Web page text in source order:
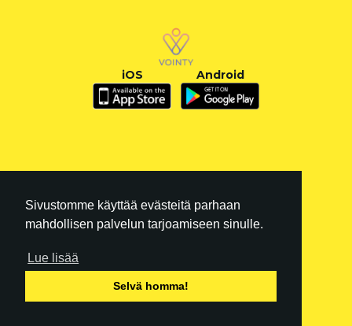
Sivustomme käyttää evästeitä parhaan
mahdollisen palvelun tarjoamiseen sinulle.
Lue lisää
Selvä homma!
iOS Android